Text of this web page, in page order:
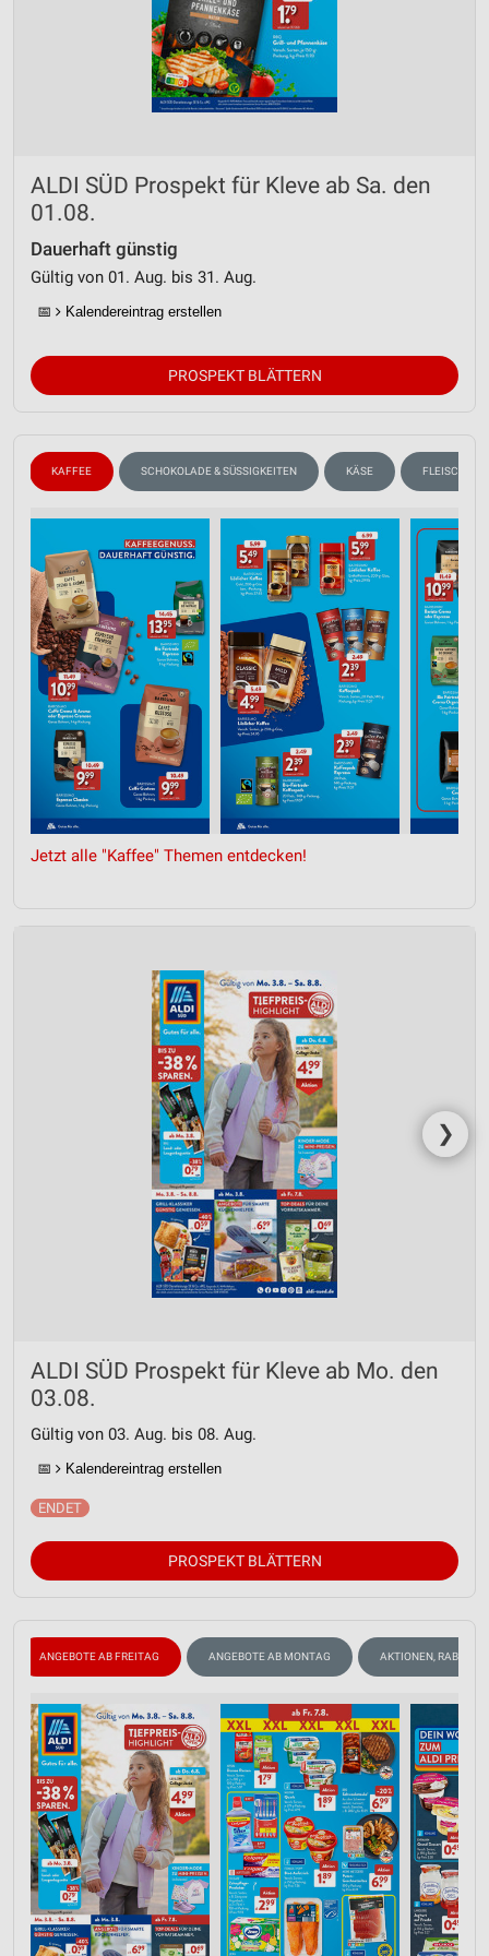
ALDI SÜD Prospekt für Kleve ab Sa. den
01.08.
Dauerhaft günstig
Gültig von 01. Aug. bis 31. Aug.
📅 Kalendereintrag erstellen
PROSPEKT BLÄTTERN
KAFFEE SCHOKOLADE & SÜSSIGKEITEN KÄSE FLEISCH &
Jetzt alle "Kaffee" Themen entdecken!
❯
ALDI SÜD Prospekt für Kleve ab Mo. den
03.08.
Gültig von 03. Aug. bis 08. Aug.
📅 Kalendereintrag erstellen
PROSPEKT BLÄTTERN
ANGEBOTE AB FREITAG ANGEBOTE AB MONTAG AKTIONEN, RABATTE